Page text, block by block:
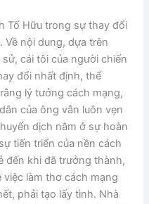
Tố Hữu trong sự thay đổi
Về nội dung, dựa trên
cái tôi của người chiến
đổi nhất định, thế
lý tưởng cách mạng,
của ông vẫn luôn vẹn
dịch nằm ở sự hoàn
tiến triển của nền cách
đến khi đã trưởng thành,
việc làm thơ cách mạng
phải tạo lấy tình. Nhà